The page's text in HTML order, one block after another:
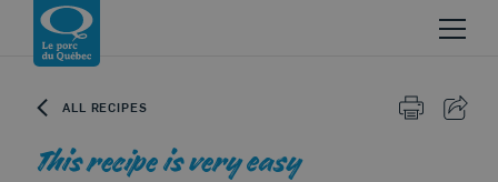
Skip to content
Return to homepage
ALL RECIPES PRINT
This recipe is very easy